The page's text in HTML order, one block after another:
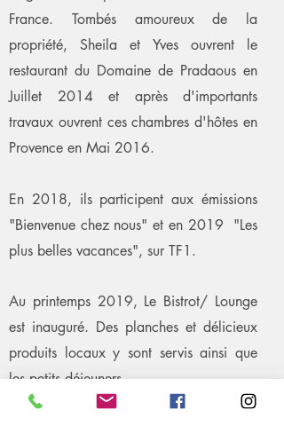
France. Tombés amoureux de la
propriété, Sheila et Yves ouvrent le
restaurant du Domaine de Pradaous en
Juillet 2014 et après d'importants
travaux ouvrent ces chambres d'hôtes en
Provence en Mai 2016.
En 2018, ils participent aux émissions
"Bienvenue chez nous" et en 2019 "Les
plus belles vacances", sur TF1.
Au printemps 2019, Le Bistrot/ Lounge
est inauguré. Des planches et délicieux
produits locaux y sont servis ainsi que
les petits déjeuners.
Le Lounge inclu une bibliothèque, un